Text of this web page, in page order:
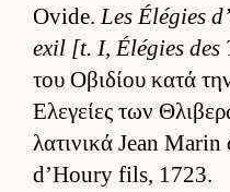
Ovide.Les Élégies
exil [t. I, Élégies des
του Οβιδίου κατά
Ελεγείες των
λατινικά Jean
d’Houry fils, 1723.